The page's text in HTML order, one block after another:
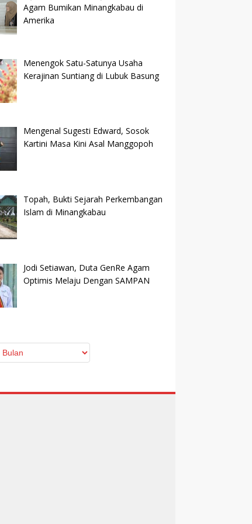
Agam Bumikan Minangkabau di
Amerika
Menengok Satu-Satunya Usaha
Kerajinan Suntiang di Lubuk Basung
Mengenal Sugesti Edward, Sosok
Kartini Masa Kini Asal Manggopoh
Topah, Bukti Sejarah Perkembangan
Islam di Minangkabau
Jodi Setiawan, Duta GenRe Agam
Optimis Melaju Dengan SAMPAN